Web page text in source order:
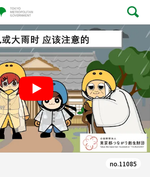
no.11085